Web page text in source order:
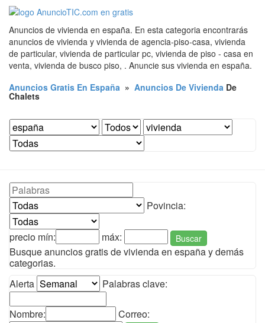
Anuncios de vivienda en españa. En esta categoria encontrarás
anuncios de vivienda y vivienda de agencia-piso-casa, vivienda
de particular, vivienda de particular pc, vivienda de piso - casa en
venta, vivienda de busco piso, . Anuncie sus vivienda en españa.
Anuncios Gratis En España » Anuncios De Vivienda De
Chalets
Povincia:
precio mín: máx: Buscar
Busque anuncios gratis de vivienda en españa y demás
categorias.
Alerta
Palabras clave:
Nombre: Correo: